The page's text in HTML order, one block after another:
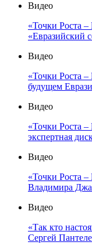
Видео
«Точки Роста
«Евразийский
Видео
«Точки Роста
будущем
Видео
«Точки Роста
экспертная
Видео
«Точки Роста –
Владимира
Видео
«Так кто
Сергей